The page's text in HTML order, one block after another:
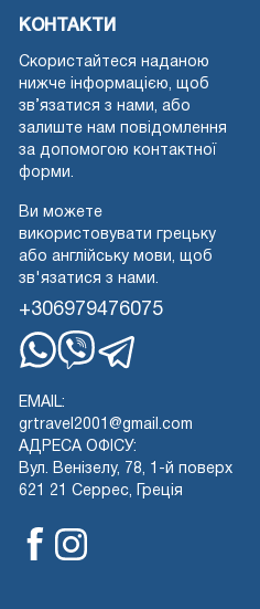
КОНТАКТИ
Скористайтеся наданою
нижче інформацією, щоб
зв’язатися з нами, або
залиште нам повідомлення
за допомогою контактної
форми.
Ви можете
використовувати грецьку
або англійську мови, щоб
зв'язатися з нами.
+306979476075
EMAIL:
grtravel2001@gmail.com
АДРЕСА ОФІСУ:
Вул. Венізелу, 78, 1-й поверх
621 21 Серрес, Греція